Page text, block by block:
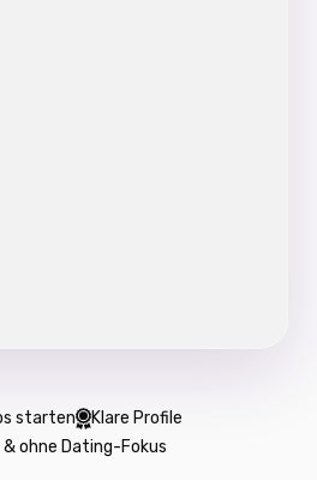
starten
Klare Profile
ohne Dating-Fokus